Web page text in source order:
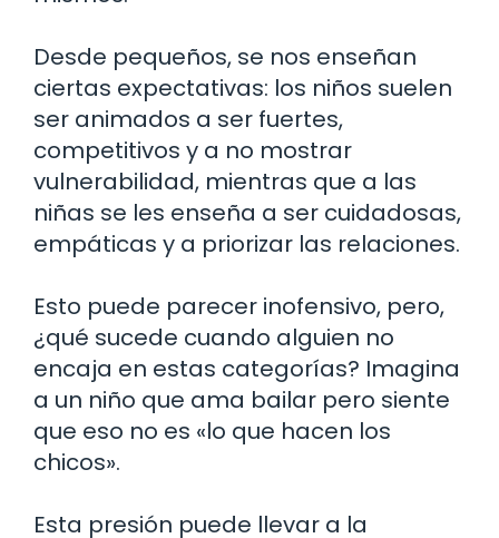
Desde pequeños, se nos enseñan
ciertas expectativas: los niños suelen
ser animados a ser fuertes,
competitivos y a no mostrar
vulnerabilidad, mientras que a las
niñas se les enseña a ser cuidadosas,
empáticas y a priorizar las relaciones.
Esto puede parecer inofensivo, pero,
¿qué sucede cuando alguien no
encaja en estas categorías? Imagina
a un niño que ama bailar pero siente
que eso no es «lo que hacen los
chicos».
Esta presión puede llevar a la